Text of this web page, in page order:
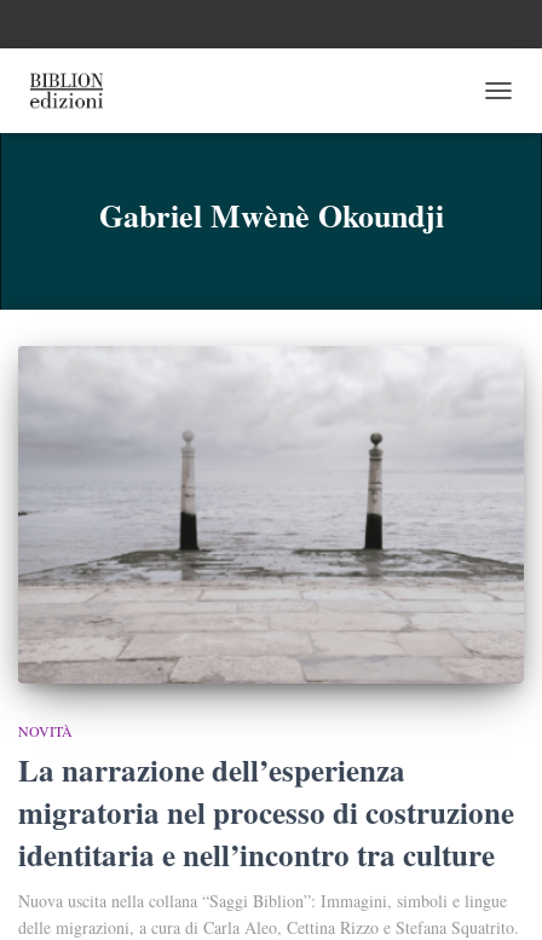
Gabriel Mwènè Okoundji
NOVITÀ
La narrazione dell’esperienza
migratoria nel processo di costruzione
identitaria e nell’incontro tra culture
Nuova uscita nella collana “Saggi Biblion”: Immagini, simboli e lingue
delle migrazioni, a cura di Carla Aleo, Cettina Rizzo e Stefana Squatrito.